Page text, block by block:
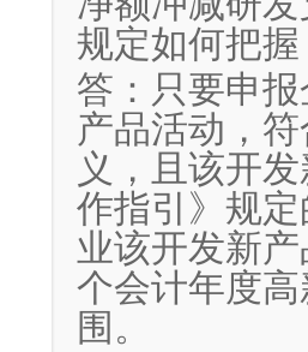
规定如何把握
答：只要申
产品活动，
义，且该开
作指引》规
业该开发新
个会计年度
围。